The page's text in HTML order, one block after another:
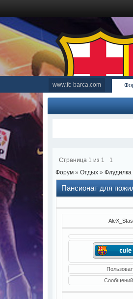
www.fc-barca.com
Страница 1 из 1
1
Форум » Отдых » Флудилка
Пансионат для